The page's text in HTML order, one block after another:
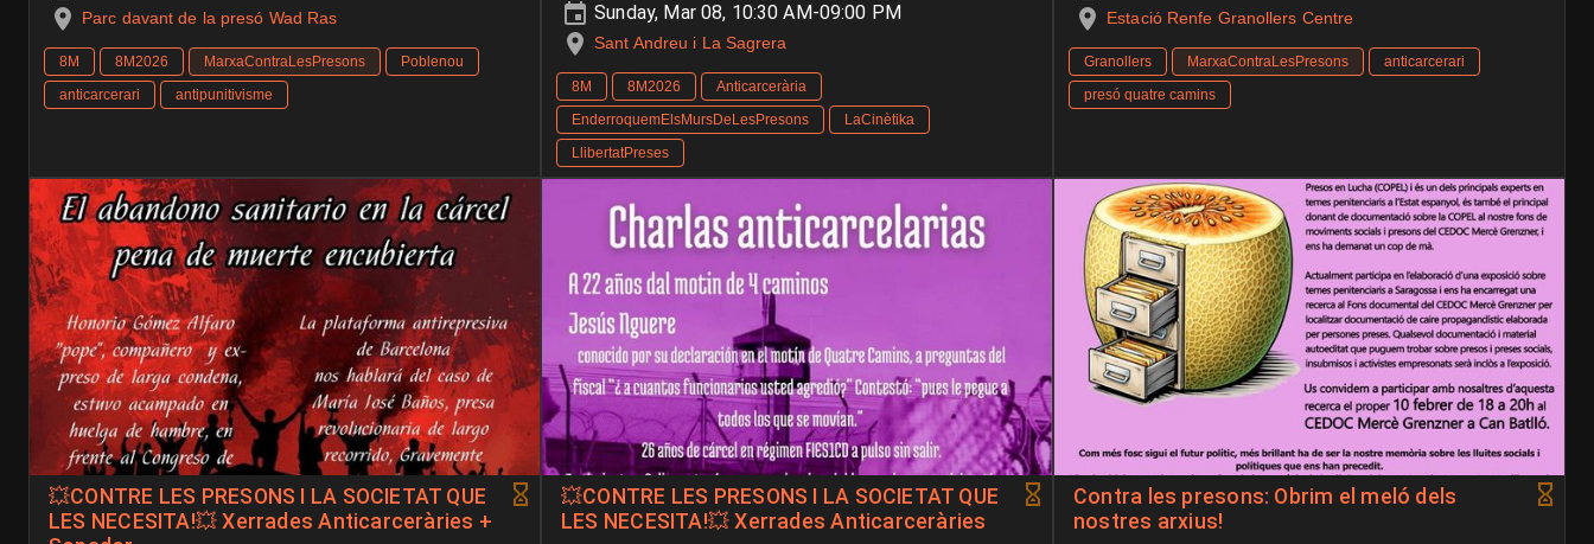
Parc davant de la presó Wad Ras
8M 8M2026 MarxaContraLesPresons
Poblenou
anticarcerari
antipunitivisme
Sunday, Mar 08, 10:30 AM-09:00 PM
Sant Andreu i La Sagrera
8M 8M2026
Anticarcerària
EnderroquemElsMursDeLesPresons
LaCinètika
LlibertatPreses
Estació Renfe Granollers Centre
Granollers MarxaContraLesPresons
anticarcerari
presó quatre camins
💥​CONTRE LES PRESONS I LA SOCIETAT QUE
LES NECESITA!💥​ Xerrades Anticarceràries +
💥​CONTRE LES PRESONS I LA SOCIETAT QUE
LES NECESITA!💥​ Xerrades Anticarceràries
Contra les presons: Obrim el meló dels
nostres arxius!